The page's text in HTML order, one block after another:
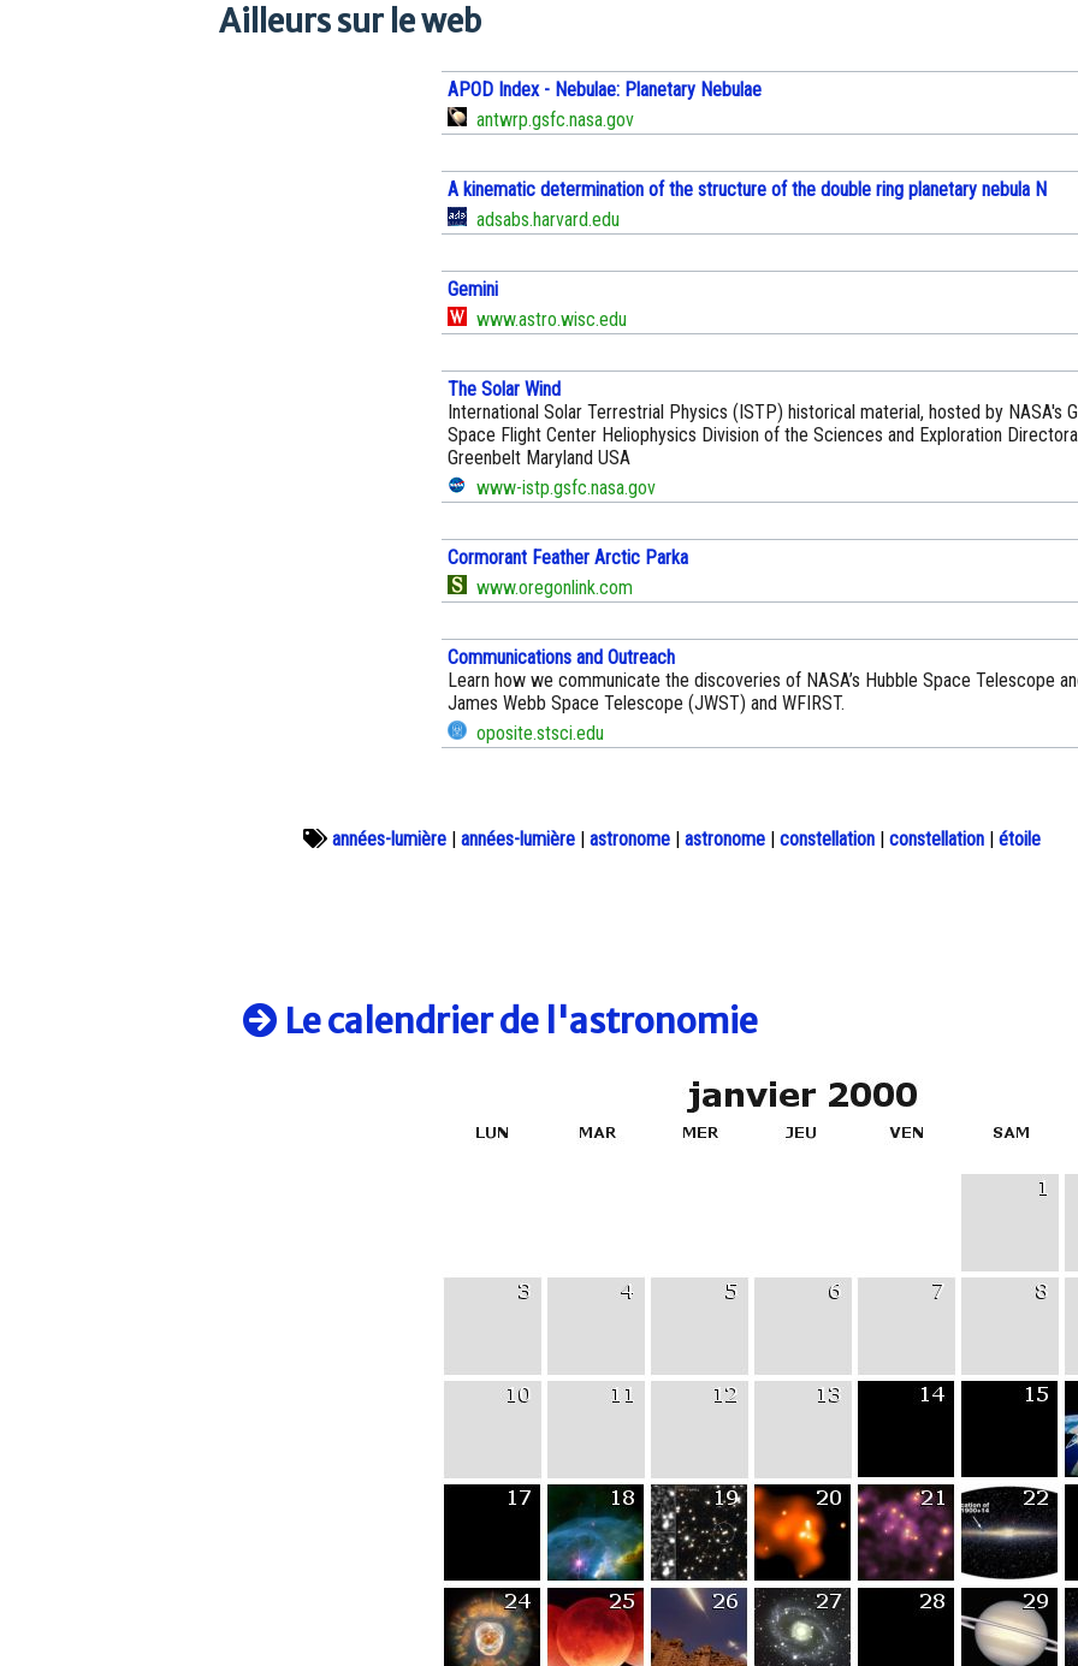
Ailleurs sur le web
APOD Index - Nebulae: Planetary Nebulae
antwrp.gsfc.nasa.gov
A kinematic determination of the structure of the double ring planetary nebula N
adsabs.harvard.edu
Gemini
www.astro.wisc.edu
The Solar Wind
International Solar Terrestrial Physics (ISTP) historical material, hosted by NASA's
Space Flight Center Heliophysics Division of the Sciences and Exploration
Greenbelt Maryland USA
www-istp.gsfc.nasa.gov
Cormorant Feather Arctic Parka
www.oregonlink.com
Communications and Outreach
Learn how we communicate the discoveries of NASA’s Hubble Space Telescope
James Webb Space Telescope (JWST) and WFIRST.
oposite.stsci.edu
années-lumière années-lumière astronome astronome constellation constellation étoile
Le calendrier de l'astronomie